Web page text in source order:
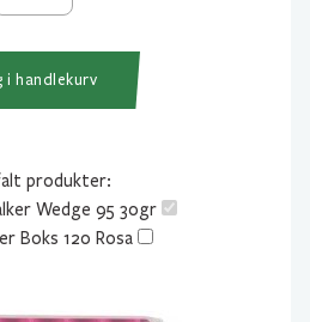
Walker
95
i handlekurv
produkter:
Wedge 95 30gr
Boks 120 Rosa